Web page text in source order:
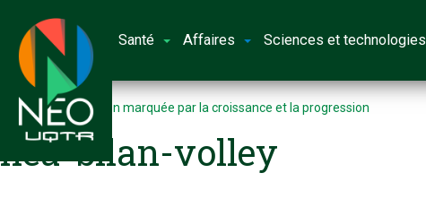
Santé Affaires Sciences et technologies
Accueil Une saison marquée par la croissance et la progression
nea-bilan-volley